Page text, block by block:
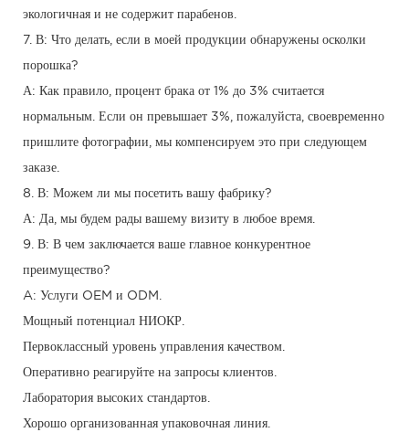
экологичная и не содержит парабенов.
7. В: Что делать, если в моей продукции обнаружены осколки
порошка?
А: Как правило, процент брака от 1% до 3% считается
нормальным. Если он превышает 3%, пожалуйста, своевременно
пришлите фотографии, мы компенсируем это при следующем
заказе.
8. В: Можем ли мы посетить вашу фабрику?
А: Да, мы будем рады вашему визиту в любое время.
9. В: В чем заключается ваше главное конкурентное
преимущество?
A: Услуги OEM и ODM.
Мощный потенциал НИОКР.
Первоклассный уровень управления качеством.
Оперативно реагируйте на запросы клиентов.
Лаборатория высоких стандартов.
Хорошо организованная упаковочная линия.